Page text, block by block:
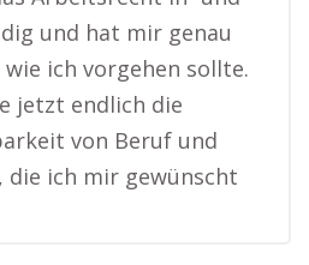
und hat mir genau
ich vorgehen sollte.
jetzt endlich die
von Beruf und
die ich mir gewünscht